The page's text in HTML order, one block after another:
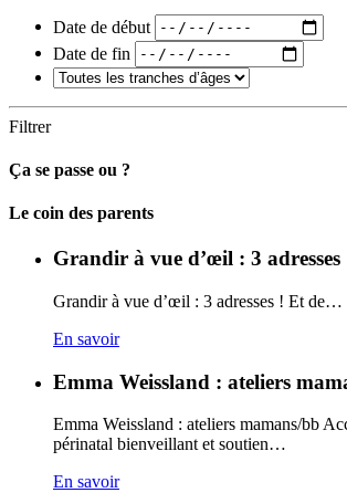
Date de début
Date de fin
Filtrer
Ça se passe ou ?
Carto
Le coin des parents
Grandir à vue d’œil : 3 adresses
Grandir à vue d’œil : 3 adresses ! Et de…
En savoir
Emma Weissland : ateliers
Emma Weissland : ateliers mamans/bb
périnatal bienveillant et soutien…
En savoir